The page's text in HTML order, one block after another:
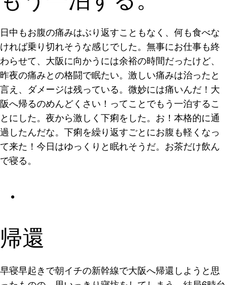
日中もお腹の痛みはぶり返すこともなく、何も食べな
ければ乗り切れそうな感じでした。無事にお仕事も終
わらせて、大阪に向かうには余裕の時間だったけど、
昨夜の痛みとの格闘で眠たい。激しい痛みは治ったと
言え、ダメージは残っている。微妙には痛いんだ！大
阪へ帰るのめんどくさい！ってことでもう一泊するこ
とにした。夜から激しく下痢をした。お！本格的に通
過したんだな。下痢を繰り返すごとにお腹も軽くなっ
て来た！今日はゆっくりと眠れそうだ。お茶だけ飲ん
で寝る。
帰還
早寝早起きで朝イチの新幹線で大阪へ帰還しようと思